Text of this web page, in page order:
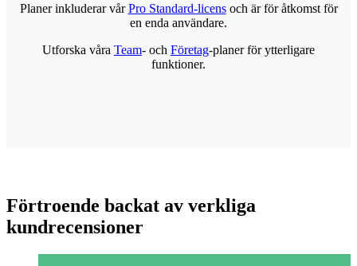
Planer inkluderar vårPro Standard-licensoch är för åtkomst för
en enda användare.
Utforska våra Team- och Företag-planer för ytterligare
funktioner.
Förtroende backat av verkliga
kundrecensioner